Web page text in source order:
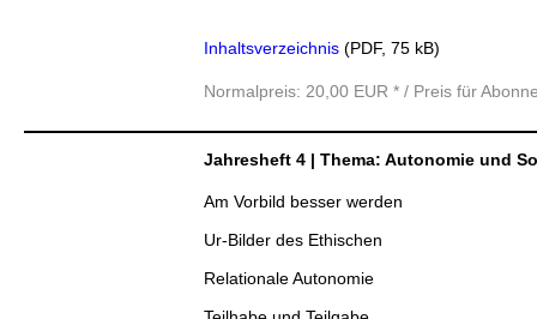
Inhaltsverzeichnis (PDF, 75 kB)
Normalpreis: 20,00 EUR * / Preis für
Jahresheft 4 | Thema: Autonomie und
Am Vorbild besser werden
Ur-Bilder des Ethischen
Relationale Autonomie